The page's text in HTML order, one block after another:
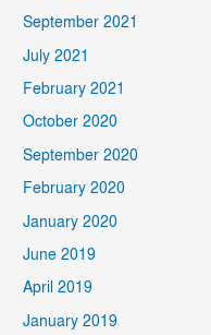
September 2021
July 2021
February 2021
October 2020
September 2020
February 2020
January 2020
June 2019
April 2019
January 2019